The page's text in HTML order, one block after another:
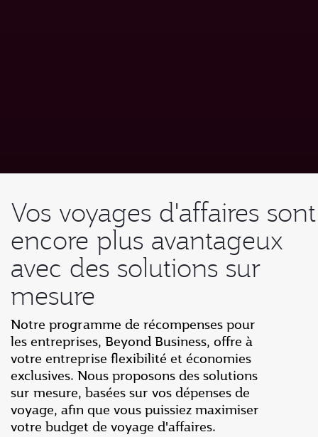
Vos voyages d'affaires sont
encore plus avantageux
avec des solutions sur
mesure
Notre programme de récompenses pour
les entreprises, Beyond Business, offre à
votre entreprise flexibilité et économies
exclusives. Nous proposons des solutions
sur mesure, basées sur vos dépenses de
voyage, afin que vous puissiez maximiser
votre budget de voyage d'affaires.